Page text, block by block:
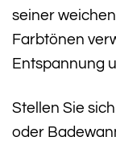
seiner
Farbtönen
Entspannung
Stellen Sie
oder